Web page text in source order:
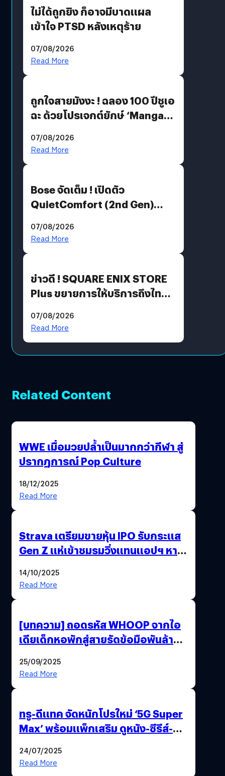
ไม่ได้ถูกยิง ก็อาจมีบาดแผล
เข้าใจ PTSD หลังเหตุร้าย
07/08/2026
Read More
ถูกใจสายมังงะ ! ฉลอง 100 ปีชูเอ
ฉะ ด้วยโปรเจกต์ยักษ์ ‘Manga
มีภาษาไทยด้วย
07/08/2026
Read More
Bose จัดเต็ม ! เปิดตัว
QuietComfort (2nd Gen)
07/08/2026
Read More
ข่าวดี ! SQUARE ENIX STORE
Plus ขยายการให้บริการถึงไทย
โดยตรง
07/08/2026
Read More
Related Content
WWE เมื่อมวยปล้ำเป็นมากกว่ากีฬา สู่
ปรากฏการณ์ Pop Culture
18/12/2025
Read More
Strava เตรียมขายหุ้น IPO รับกระแส
Gen Z แห่เข้าชมรมวิ่งแทนแอปฯ หาคู่
14/10/2025
Read More
[บทความ] ถอดรหัส WHOOP จากไอ
เดียเด็กหอพักสู่สายรัดข้อมือพันล้านที่
25/09/2025
Read More
ทรู-ดีแทค จัดหนักโปรใหม่ ‘5G Super
Max’ พร้อมแพ็กเสริม ดูหนัง-ซีรีส์-
24/07/2025
Read More